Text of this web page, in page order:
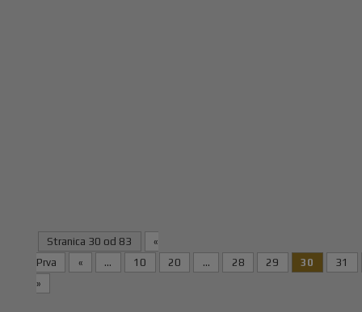
Stranica 30 od 83
«
Prva
« ... 10 20 ... 28 29 30
31
»